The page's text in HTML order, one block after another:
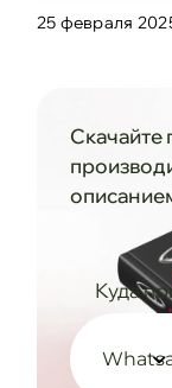
25 февраля
Скачайте
Куда